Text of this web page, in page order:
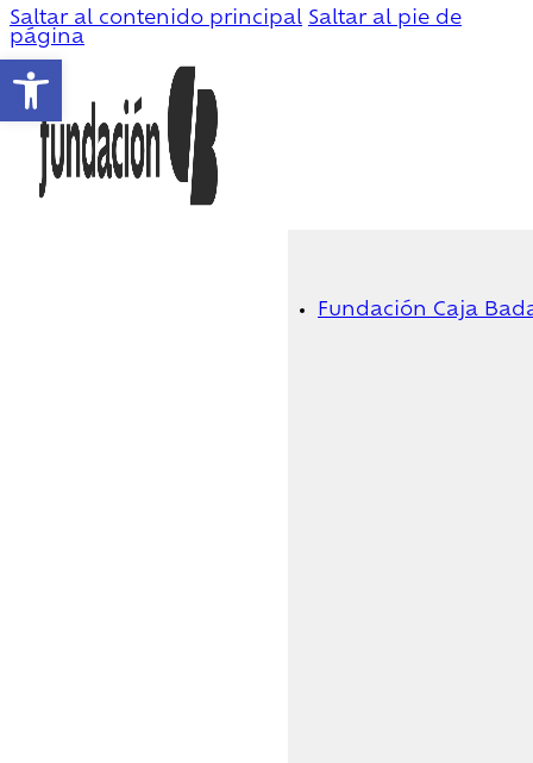
Abrir barra de herramientas
Saltar al contenido principal Saltar al pie de
página
Fundación Caja